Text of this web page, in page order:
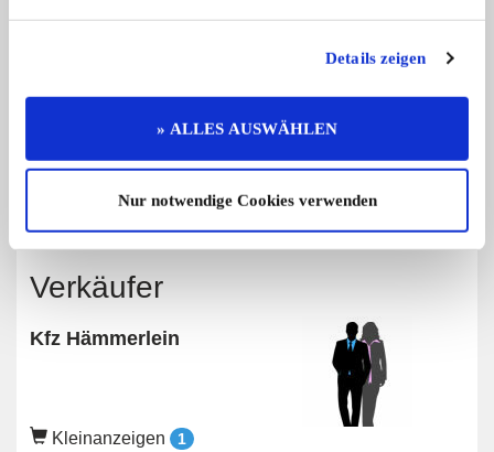
Details zeigen
» ALLES AUSWÄHLEN
Nur notwendige Cookies verwenden
678 x angesehen
0 x gemerkt
Preis auf Anfrage
Verkäufer
Kfz Hämmerlein
Kleinanzeigen 1